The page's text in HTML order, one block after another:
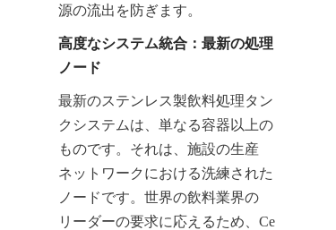
源の流出を防ぎます。
高度なシステム統合：最新の処理
ノード
最新のステンレス製飲料処理タン
クシステムは、単なる容器以上の
ものです。それは、施設の生産
ネットワークにおける洗練された
ノードです。世界の飲料業界の
リーダーの要求に応えるため、Ce